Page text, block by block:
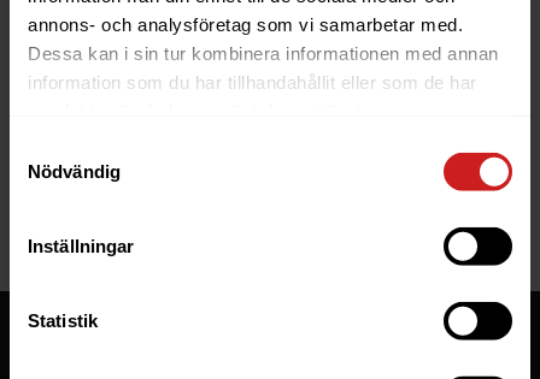
annons- och analysföretag som vi samarbetar med.
Dessa kan i sin tur kombinera informationen med annan
information som du har tillhandahållit eller som de har
Nödvändig
Inställningar
Statistik
The website you were trying to
reach has been suspended
If you are the owner of this website or domain please
read
website to be suspended.